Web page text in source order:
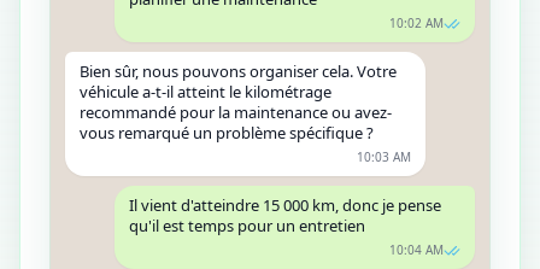
10:02 AM
Bien sûr, nous pouvons organiser cela. Votre
véhicule a-t-il atteint le kilométrage
recommandé pour la maintenance ou avez-
vous remarqué un problème spécifique ?
10:03 AM
Il vient d'atteindre 15 000 km, donc je pense
qu'il est temps pour un entretien
10:04 AM